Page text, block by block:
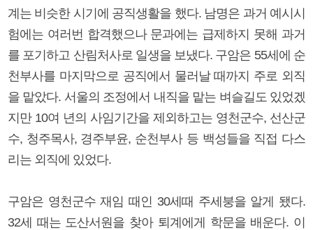
계는 비슷한 시기에 공직생활을 했다. 남명은 과거 예시시
험에는 여러번 합격했으나 문과에는 급제하지 못해 과거
를 포기하고 산림처사로 일생을 보냈다. 구암은 55세에 순
천부사를 마지막으로 공직에서 물러날 때까지 주로 외직
을 맡았다. 서울의 조정에서 내직을 맡는 벼슬길도 있었겠
지만 10여 년의 사임기간을 제외하고는 영천군수, 선산군
수, 청주목사, 경주부윤, 순천부사 등 백성들을 직접 다스
리는 외직에 있었다.
구암은 영천군수 재임 때인 30세때 주세붕을 알게 됐다.
32세 때는 도산서원을 찾아 퇴계에게 학문을 배운다. 이